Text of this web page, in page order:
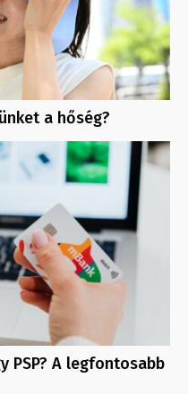
a hőség?
PSP? A legfontosabb